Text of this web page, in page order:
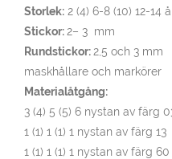
Storlek: 2 (4) 6-8 (10) 12-14
Stickor: 2– 3 mm
Rundstickor: 2,5 och 3 mm
maskhållare och markörer
Materialåtgång:
3 (4) 5 (5) 6 nystan av färg
1 (1) 1 (1) 1 nystan av färg 13
1 (1) 1 (1) 1 nystan av färg 60